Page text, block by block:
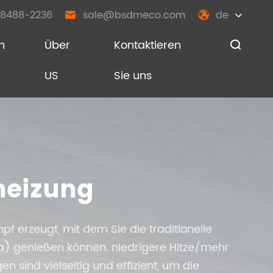
2236  sale@bsdmeco.com  de
Über
US
Kontaktieren
Sie uns

erzeugt, mit dem Sie die traditionelle
genießen können. niedrigere Hitze/mehr
sind vielseitig und effizient, um die